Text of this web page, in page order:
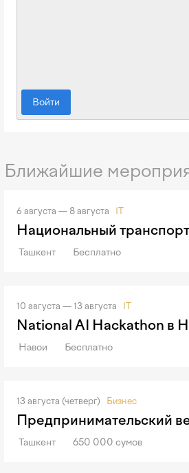
Войти
Ближайшие
6 августа — 8 августа IT
Национальный
Ташкент Бесплатно
10 августа — 13 августа IT
National AI Hackathon в
Навои Бесплатно
13 августа (четверг) Бизнес
Предпринимательский
Ташкент 650 000 сумов